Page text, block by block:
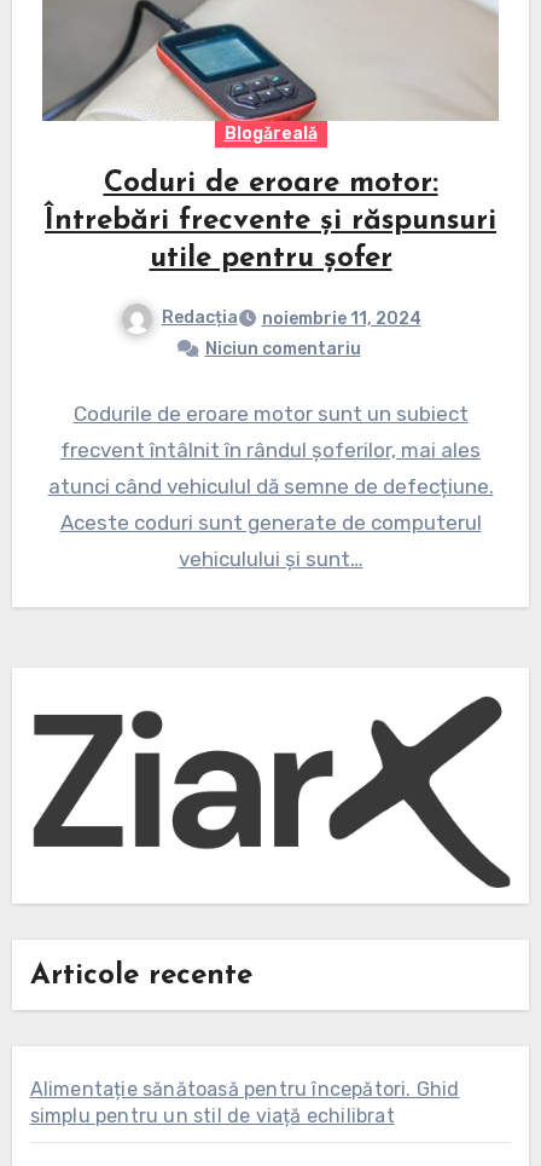
Blogăreală
Coduri de eroare motor:
Întrebări frecvente și răspunsuri
utile pentru șofer
Redacția
noiembrie 11, 2024
Niciun comentariu
Codurile de eroare motor sunt un subiect
frecvent întâlnit în rândul șoferilor, mai ales
atunci când vehiculul dă semne de defecțiune.
Aceste coduri sunt generate de computerul
vehiculului și sunt…
Articole recente
Alimentație sănătoasă pentru începători. Ghid
simplu pentru un stil de viață echilibrat